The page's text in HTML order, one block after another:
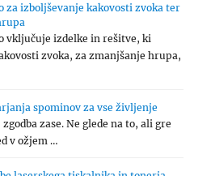
za izboljševanje kakovosti zvoka ter
vključuje izdelke in rešitve, ki
zvoka, za zmanjšanje hrupa,
spominov za vse življenje
zase. Ne glede na to, ali gre
v ožjem …